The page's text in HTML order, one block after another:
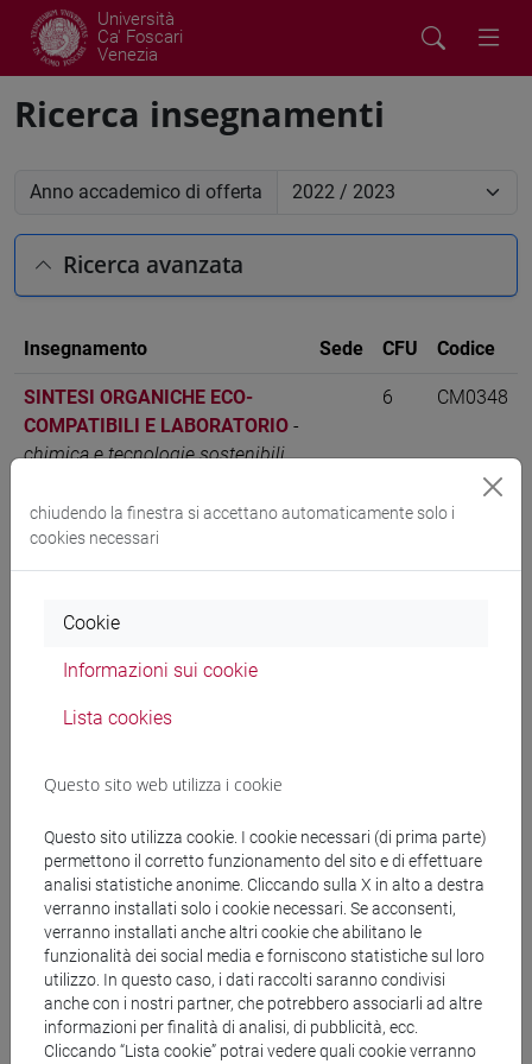
Università
Ca' Foscari
Venezia
Ricerca insegnamenti
Anno accademico di offerta
Ricerca avanzata
Insegnamento Sede CFU Codice
SINTESI ORGANICHE ECO-
COMPATIBILI E LABORATORIO -
chimica e tecnologie sostenibili
6 CM0348
Ricerca strutture
Ricerca pubblicazioni
Ricerca risorse bibliografiche
chiudendo la finestra si accettano automaticamente solo i
cookies necessari
Cookie
Informazioni sui cookie
Lista cookies
Questo sito web utilizza i cookie
Questo sito utilizza cookie. I cookie necessari (di prima parte)
permettono il corretto funzionamento del sito e di effettuare
analisi statistiche anonime. Cliccando sulla X in alto a destra
verranno installati solo i cookie necessari. Se acconsenti,
verranno installati anche altri cookie che abilitano le
funzionalità dei social media e forniscono statistiche sul loro
utilizzo. In questo caso, i dati raccolti saranno condivisi
anche con i nostri partner, che potrebbero associarli ad altre
informazioni per finalità di analisi, di pubblicità, ecc.
Cliccando “Lista cookie” potrai vedere quali cookie verranno